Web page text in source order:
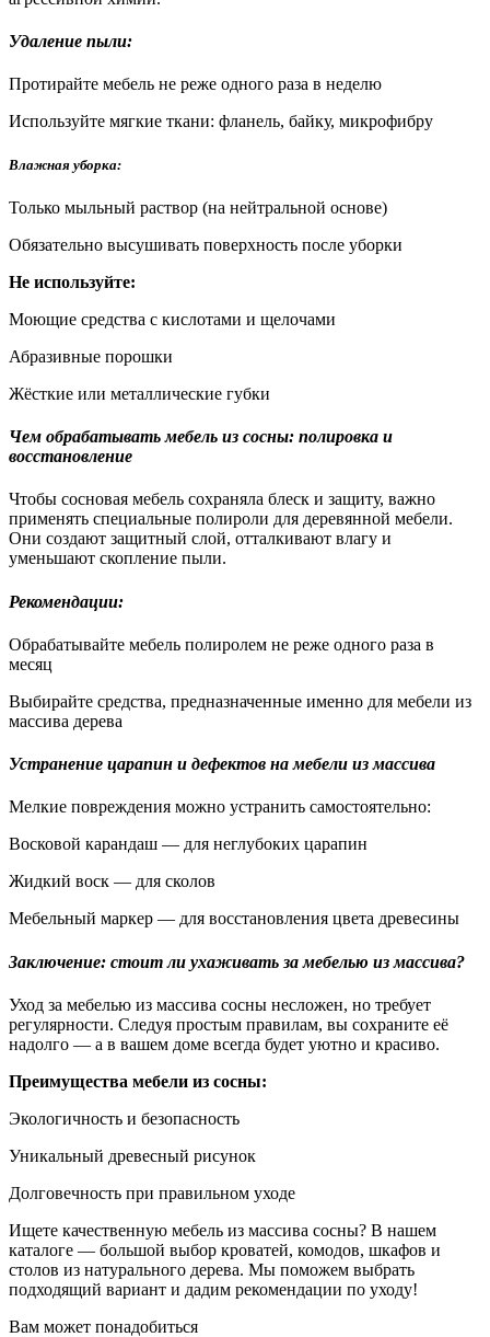
Удаление пыли:
Протирайте мебель не реже одного раза в неделю
Используйте мягкие ткани: фланель, байку, микрофибру
Влажная уборка:
Только мыльный раствор (на нейтральной основе)
Обязательно высушивать поверхность после уборки
Не используйте:
Моющие средства с кислотами и щелочами
Абразивные порошки
Жёсткие или металлические губки
Чем обрабатывать мебель из сосны: полировка и
восстановление
Чтобы сосновая мебель сохраняла блеск и защиту, важно
применять специальные полироли для деревянной мебели.
Они создают защитный слой, отталкивают влагу и
уменьшают скопление пыли.
Рекомендации:
Обрабатывайте мебель полиролем не реже одного раза в
месяц
Выбирайте средства, предназначенные именно для мебели из
массива дерева
Устранение царапин и дефектов на мебели из массива
Мелкие повреждения можно устранить самостоятельно:
Восковой карандаш — для неглубоких царапин
Жидкий воск — для сколов
Мебельный маркер — для восстановления цвета древесины
Заключение: стоит ли ухаживать за мебелью из массива?
Уход за мебелью из массива сосны несложен, но требует
регулярности. Следуя простым правилам, вы сохраните её
надолго — а в вашем доме всегда будет уютно и красиво.
Преимущества мебели из сосны:
Экологичность и безопасность
Уникальный древесный рисунок
Долговечность при правильном уходе
Ищете качественную мебель из массива сосны? В нашем
каталоге — большой выбор кроватей, комодов, шкафов и
столов из натурального дерева. Мы поможем выбрать
подходящий вариант и дадим рекомендации по уходу!
Вам может понадобиться